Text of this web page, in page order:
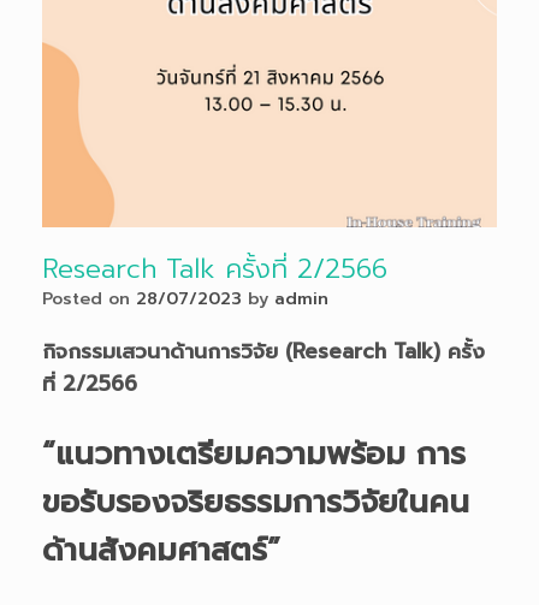
Research Talk ครั้งที่ 2/2566
Posted on 28/07/2023 by admin
กิจกรรมเสวนาด้านการวิจัย (Research Talk) ครั้ง
ที่ 2/2566
“แนวทางเตรียมความพร้อม การ
ขอรับรองจริยธรรมการวิจัยในคน
ด้านสังคมศาสตร์”